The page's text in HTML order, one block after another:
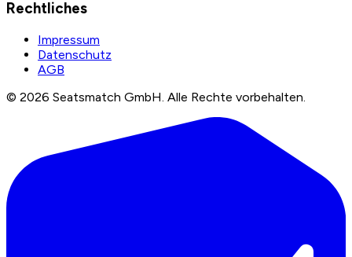
Rechtliches
Impressum
Datenschutz
AGB
© 2026 Seatsmatch GmbH. Alle Rechte vorbehalten.